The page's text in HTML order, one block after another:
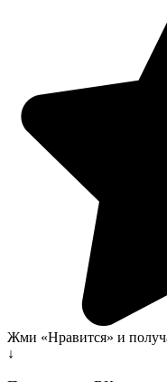
Жми «Нравится» и
↓